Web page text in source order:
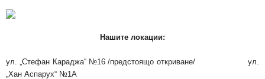
Нашите локации:
ул. „Стефан Караджа“ №16 /предстоящо откриване/ ул.
„Хан Аспарух“ №1А